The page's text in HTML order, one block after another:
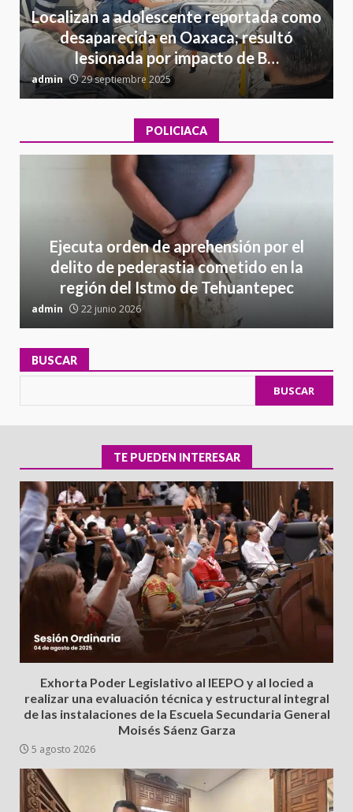
Localizan a adolescente reportada como
desaparecida en Oaxaca; resultó
lesionada por impacto de B…
admin 29 septiembre 2025
POLICIACA
Ejecuta orden de aprehensión por el
delito de pederastia cometido en la
región del Istmo de Tehuantepec
admin 22 junio 2026
BUSCAR
BUSCAR
TE PUEDEN INTERESAR
Exhorta Poder Legislativo al IEEPO y al Iocied a
realizar una evaluación técnica y estructural integral
de las instalaciones de la Escuela Secundaria General
Moisés Sáenz Garza
5 agosto 2026